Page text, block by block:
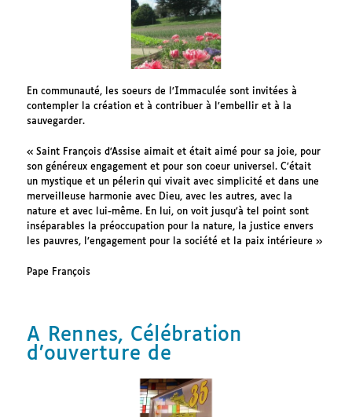
En communauté, les soeurs de l’Immaculée sont invitées à
contempler la création et à contribuer à l’embellir et à la
sauvegarder.
« Saint François d’Assise aimait et était aimé pour sa joie, pour
son généreux engagement et pour son coeur universel. C’était
un mystique et un pélerin qui vivait avec simplicité et dans une
merveilleuse harmonie avec Dieu, avec les autres, avec la
nature et avec lui-même. En lui, on voit jusqu’à tel point sont
inséparables la préoccupation pour la nature, la justice envers
les pauvres, l’engagement pour la société et la paix intérieure »
Pape François
A Rennes, Célébration
d’ouverture de